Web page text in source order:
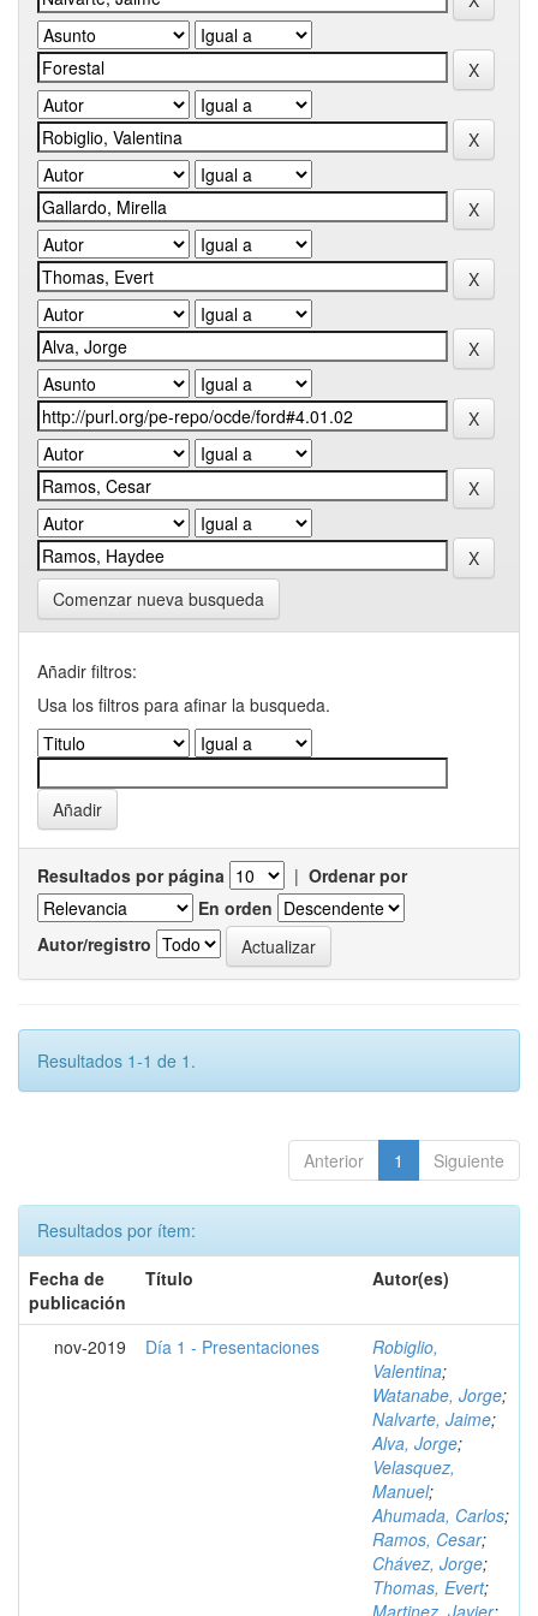
Comenzar nueva busqueda
Añadir filtros:
Usa los filtros para afinar la busqueda.
Resultados por página | Ordenar por
En orden
Autor/registro
Resultados 1-1 de 1.
Anterior 1 Siguiente
Resultados por ítem:
Fecha de
publicación
Título Autor(es)
nov-2019 Día 1 - Presentaciones
Robiglio,
Valentina;
Watanabe, Jorge;
Nalvarte, Jaime;
Alva, Jorge;
Velasquez,
Manuel;
Ahumada, Carlos;
Ramos, Cesar;
Chávez, Jorge;
Thomas, Evert;
Martinez, Javier;